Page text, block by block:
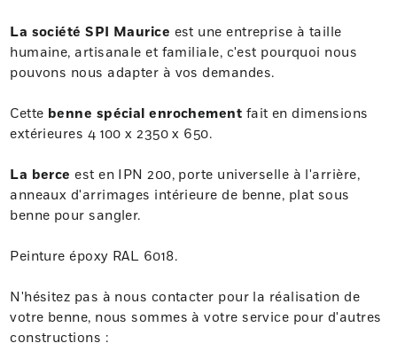
La société SPI Maurice est une entreprise à taille
humaine, artisanale et familiale, c'est pourquoi nous
pouvons nous adapter à vos demandes.
Cette benne spécial enrochement fait en dimensions
extérieures 4 100 x 2350 x 650.
La berceest en IPN 200, porte universelle à l'arrière,
anneaux d'arrimages intérieure de benne, plat sous
benne pour sangler.
Peinture époxy RAL 6018.
N'hésitez pas à nous contacter pour la réalisation de
votre benne, nous sommes à votre service pour d'autres
constructions :